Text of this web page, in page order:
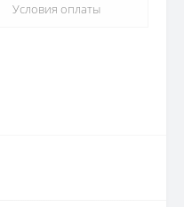
Условия оплаты